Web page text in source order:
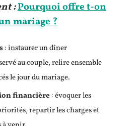
:Pourquoi offre t-on
mariage ?
: instaurer un dîner
au couple, relire ensemble
le jour du mariage.
financière : évoquer les
repartir les charges et